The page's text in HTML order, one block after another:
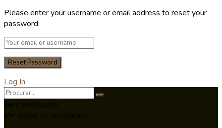
Please enter your username or email address to reset your
password.
Log In